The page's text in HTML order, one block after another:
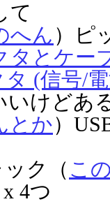
て
へん ）ピ
タとケー
(信号/
いけどあ
とか）
ック（ こ
4つ